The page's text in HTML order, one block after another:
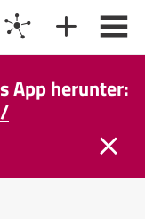
App herunter: